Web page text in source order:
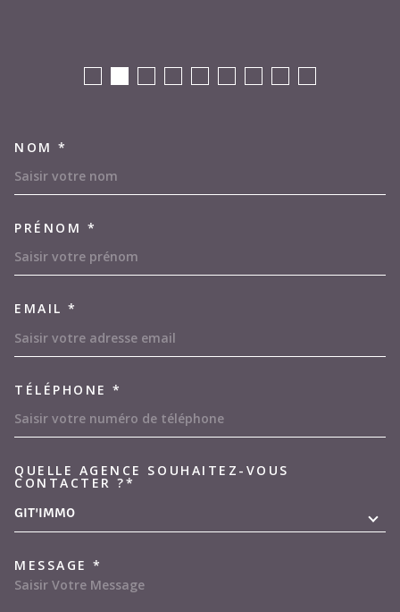
NOM *
PRÉNOM *
EMAIL *
TÉLÉPHONE *
QUELLE AGENCE SOUHAITEZ-VOUS
CONTACTER ?*
GIT'IMMO
MESSAGE *